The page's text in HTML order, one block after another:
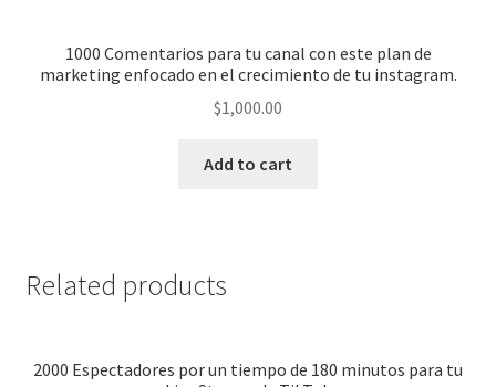
1000 Comentarios para tu canal con este plan de
marketing enfocado en el crecimiento de tu instagram.
$1,000.00
Add to cart
Related products
2000 Espectadores por un tiempo de 180 minutos para tu